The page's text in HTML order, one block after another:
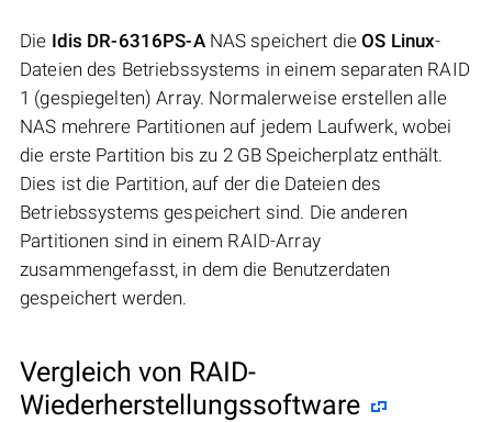
Die Idis DR-6316PS-ANAS speichert dieOS Linux-
Dateien des Betriebssystems in einem separaten RAID
1 (gespiegelten) Array. Normalerweise erstellen alle
NAS mehrere Partitionen auf jedem Laufwerk, wobei
die erste Partition bis zu 2 GB Speicherplatz enthält.
Dies ist die Partition, auf der die Dateien des
Betriebssystems gespeichert sind. Die anderen
Partitionen sind in einem RAID-Array
zusammengefasst, in dem die Benutzerdaten
gespeichert werden.
Vergleich von RAID-
Wiederherstellungssoftware